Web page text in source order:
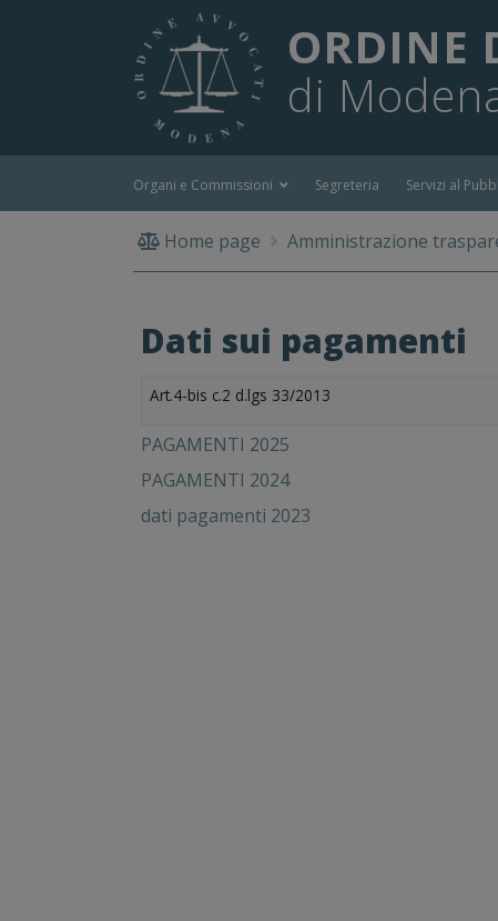
ORDINE
di
Organi e Commissioni Segreteria Servizi al
Home page Amministrazione
Dati sui pagamenti
Art.4-bis c.2 d.lgs 33/2013
PAGAMENTI 2025
PAGAMENTI 2024
dati pagamenti 2023